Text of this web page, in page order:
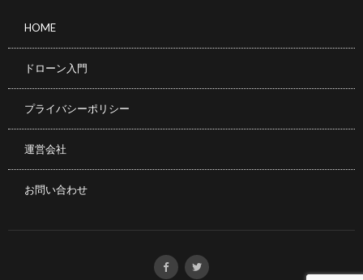
HOME
ドローン入門
プライバシーポリシー
運営会社
お問い合わせ